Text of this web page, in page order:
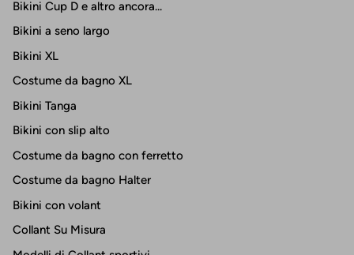
Bikini Cup D e altro ancora...
Bikini a seno largo
Bikini XL
Costume da bagno XL
Bikini Tanga
Bikini con slip alto
Costume da bagno con ferretto
Costume da bagno Halter
Bikini con volant
Collant Su Misura